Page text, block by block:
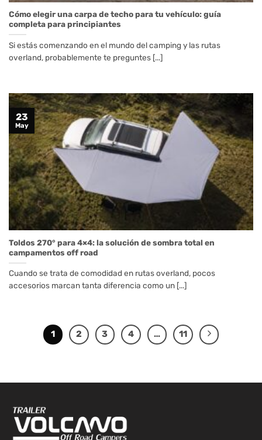
Cómo elegir una carpa de techo para tu vehículo: guía
completa para principiantes
Si estás comenzando en el mundo del camping y las rutas
overland, probablemente te preguntes [...]
Toldos 270° para 4×4: la solución de sombra total en
campamentos off road
Cuando se trata de comodidad en rutas overland, pocos
accesorios marcan tanta diferencia como un [...]
23
May
1 2 3 4 … 11